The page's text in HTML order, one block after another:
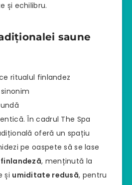
și echilibru.
saune
ritualul finlandez
În cadrul The Spa
oferă un spațiu
pe oaspete să se lase
, menținută la
și umiditate redusă, pentru